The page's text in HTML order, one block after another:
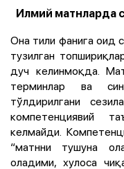
Илмий матнларда
Она тили фанига оид
тузилган
дуч келинмоқда.
терминлар ва
тўлдирилгани
компетенциявий
келмайди.
“матнни тушуна
оладими, хулоса